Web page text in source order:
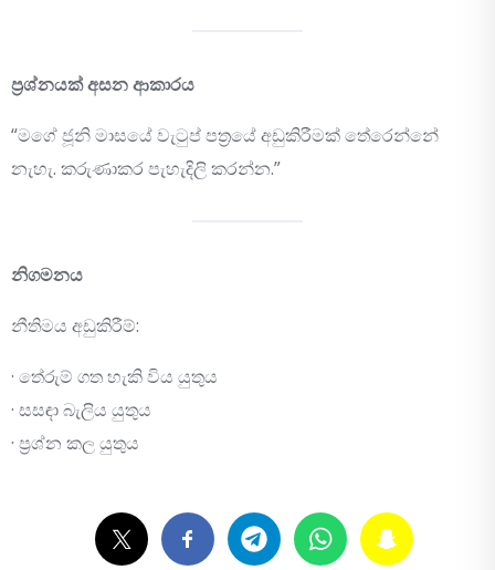
ප්‍රශ්නයක් අසන ආකාරය
“මගේ ජූනි මාසයේ වැටුප් පත්‍රයේ අඩුකිරීමක් තේරෙන්නේ
නැහැ. කරුණාකර පැහැදිලි කරන්න.”
නිගමනය
නීතිමය අඩුකිරීම්:
· තේරුම් ගත හැකි විය යුතුය
· සසඳා බැලිය යුතුය
· ප්‍රශ්න කල යුතුය